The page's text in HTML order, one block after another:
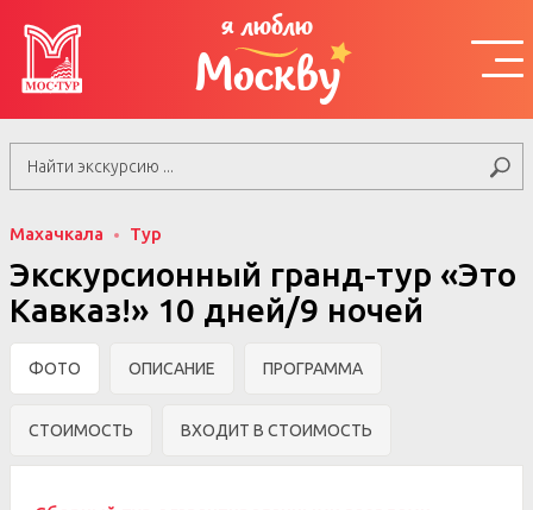
я люблю
Москву
Махачкала Тур
Экскурсионный гранд-тур «Это
Кавказ!» 10 дней/9 ночей
ФОТО ОПИСАНИЕ ПРОГРАММА
СТОИМОСТЬ ВХОДИТ В СТОИМОСТЬ